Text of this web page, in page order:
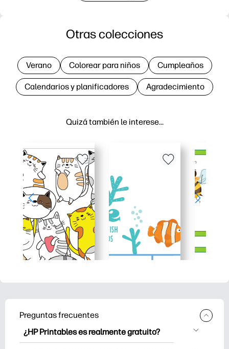
Quizá también le interese…
Otras colecciones
Verano Colorear para niños Cumpleaños
Calendarios y planificadores Agradecimiento
Preguntas frecuentes
¿HP Printables es realmente gratuito?